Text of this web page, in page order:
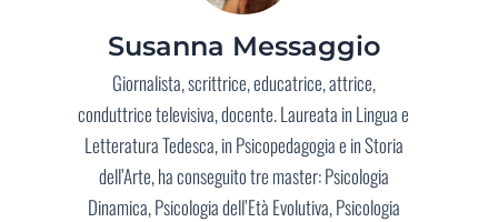
Susanna Messaggio
Giornalista, scrittrice, educatrice, attrice,
conduttrice televisiva, docente. Laureata in Lingua e
Letteratura Tedesca, in Psicopedagogia e in Storia
dell’Arte, ha conseguito tre master: Psicologia
Dinamica, Psicologia dell’Età Evolutiva, Psicologia